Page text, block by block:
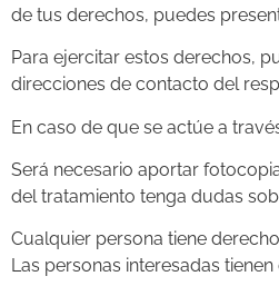
de tus derechos, puedes
Para ejercitar estos derechos,
direcciones de contacto del
En caso de que se actúe a
Será necesario aportar
del tratamiento tenga dudas
Cualquier persona tiene
Las personas interesadas tienen